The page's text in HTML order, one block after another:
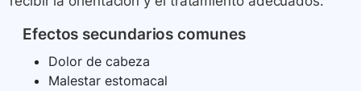
Efectos secundarios comunes
Dolor de cabeza
Malestar estomacal